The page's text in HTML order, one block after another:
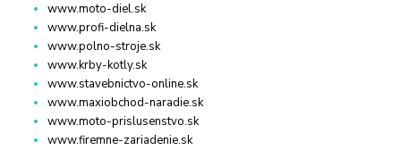
www.moto-diel.sk
www.profi-dielna.sk
www.polno-stroje.sk
www.krby-kotly.sk
www.stavebnictvo-online.sk
www.maxiobchod-naradie.sk
www.moto-prislusenstvo.sk
www.firemne-zariadenie.sk